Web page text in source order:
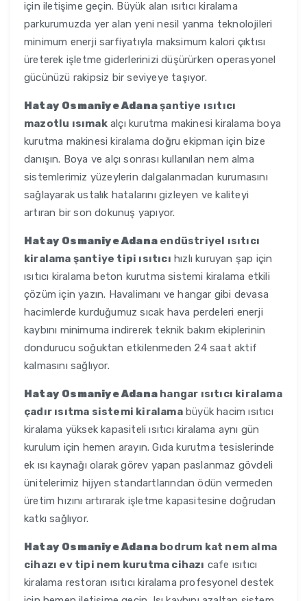
için iletişime geçin. Büyük alan ısıtıcı kiralama
parkurumuzda yer alan yeni nesil yanma teknolojileri
minimum enerji sarfiyatıyla maksimum kalori çıktısı
üreterek işletme giderlerinizi düşürürken operasyonel
gücünüzü rakipsiz bir seviyeye taşıyor.
Hatay Osmaniye Adanaşantiye ısıtıcı
mazotlu ısımakalçı kurutma makinesi kiralama boya
kurutma makinesi kiralama doğru ekipman için bize
danışın. Boya ve alçı sonrası kullanılan nem alma
sistemlerimiz yüzeylerin dalgalanmadan kurumasını
sağlayarak ustalık hatalarını gizleyen ve kaliteyi
artıran bir son dokunuş yapıyor.
Hatay Osmaniye Adana endüstriyel ısıtıcı
kiralama şantiye tipi ısıtıcı hızlı kuruyan şap için
ısıtıcı kiralama beton kurutma sistemi kiralama etkili
çözüm için yazın. Havalimanı ve hangar gibi devasa
hacimlerde kurduğumuz sıcak hava perdeleri enerji
kaybını minimuma indirerek teknik bakım ekiplerinin
dondurucu soğuktan etkilenmeden 24 saat aktif
kalmasını sağlıyor.
Hatay Osmaniye Adana hangar ısıtıcı kiralama
çadır ısıtma sistemi kiralamabüyük hacim ısıtıcı
kiralama yüksek kapasiteli ısıtıcı kiralama aynı gün
kurulum için hemen arayın. Gıda kurutma tesislerinde
ek ısı kaynağı olarak görev yapan paslanmaz gövdeli
ünitelerimiz hijyen standartlarından ödün vermeden
üretim hızını artırarak işletme kapasitesine doğrudan
katkı sağlıyor.
Hatay Osmaniye Adana bodrum kat nem alma
cihazı ev tipi nem kurutma cihazı cafe ısıtıcı
kiralama restoran ısıtıcı kiralama profesyonel destek